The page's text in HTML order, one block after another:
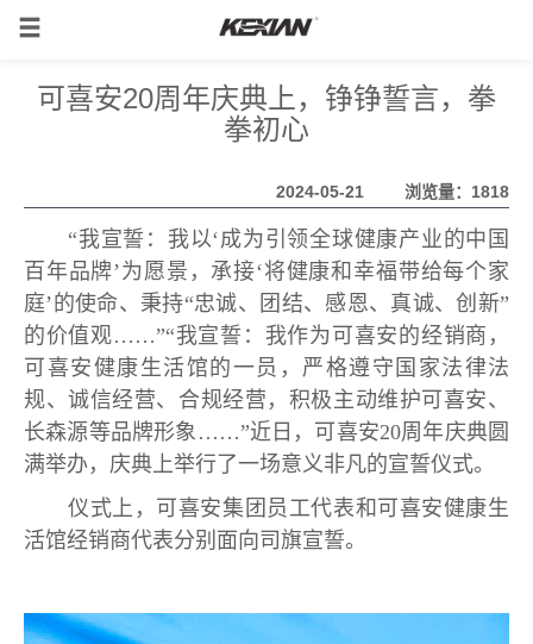
可喜安20周年庆典上，铮铮誓言，拳
拳初心
2024-05-21 浏览量：1818
“我宣誓：我以‘成为引领全球健康产业的中国
百年品牌’为愿景，承接‘将健康和幸福带给每个家
庭’的使命、秉持“忠诚、团结、感恩、真诚、创新”
的价值观……”“我宣誓：我作为可喜安的经销商，
可喜安健康生活馆的一员，严格遵守国家法律法
规、诚信经营、合规经营，积极主动维护可喜安、
长森源等品牌形象……”近日，可喜安20周年庆典圆
满举办，庆典上举行了一场意义非凡的宣誓仪式。
仪式上，可喜安集团员工代表和可喜安健康生
活馆经销商代表分别面向司旗宣誓。